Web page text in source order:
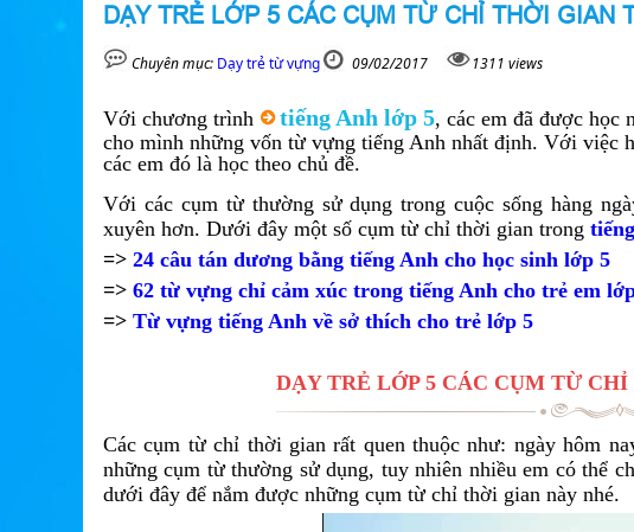
DẠY TRẺ LỚP 5 CÁC CỤM TỪ CHỈ THỜI GIAN
Chuyên mục: Dạy trẻ từ vựng 09/02/2017 1311 views
Với chương trình tiếng Anh lớp 5, các em đã được học
cho mình những vốn từ vựng tiếng Anh nhất định. Với việc
các em đó là học theo chủ đề.
Với các cụm từ thường sử dụng trong cuộc sống hàng
xuyên hơn. Dưới đây một số cụm từ chỉ thời gian trong
=> 24 câu tán dương bằng tiếng Anh cho học sinh lớp 5
=> 62 từ vựng chỉ cảm xúc trong tiếng Anh cho trẻ em
=> Từ vựng tiếng Anh về sở thích cho trẻ lớp 5
DẠY TRẺ LỚP 5 CÁC CỤM TỪ
Các cụm từ chỉ thời gian rất quen thuộc như: ngày hôm
những cụm từ thường sử dụng, tuy nhiên nhiều em có thể
dưới đây để nắm được những cụm từ chỉ thời gian này nhé.